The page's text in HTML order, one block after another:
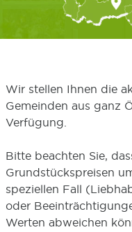
Wir stellen Ihnen die
Gemeinden aus ganz
Verfügung.
Bitte beachten Sie,
Grundstückspreisen
speziellen Fall
oder
Werten abweichen